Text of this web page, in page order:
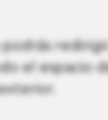
podrás
el espacio